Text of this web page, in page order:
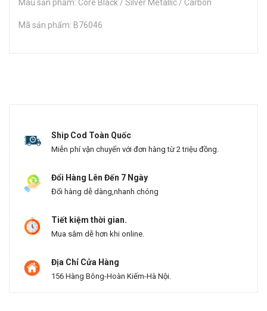
Màu sản phẩm: Core Black / Silver Metallic / Carbon
Mã sản phẩm: B76046
Ship Cod Toàn Quốc
Miễn phí vận chuyển với đơn hàng từ 2 triệu đồng.
Đổi Hàng Lên Đến 7 Ngày
Đổi hàng dễ dàng,nhanh chóng
Tiết kiệm thời gian.
Mua sắm dễ hơn khi online.
Địa Chỉ Cửa Hàng
156 Hàng Bông-Hoàn Kiếm-Hà Nội.